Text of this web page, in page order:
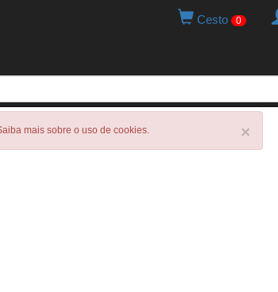
Cesto 0
×
mais sobre o uso de cookies.